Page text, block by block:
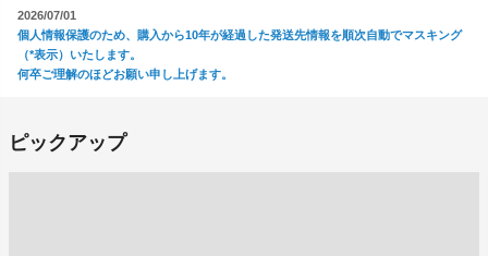
2026/07/01
個人情報保護のため、購入から10年が経過した発送先情報を順次自動でマスキング
（*表示）いたします。
何卒ご理解のほどお願い申し上げます。
ピックアップ